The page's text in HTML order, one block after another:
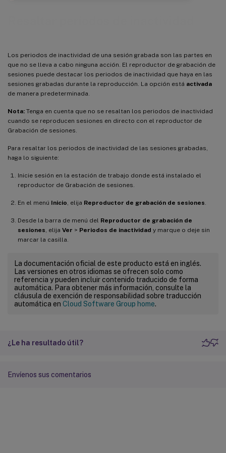
Los periodos de inactividad de una sesión grabada son las partes en
que no se lleva a cabo ninguna acción. El reproductor de grabación de
sesiones puede destacar los periodos de inactividad que haya en las
sesiones grabadas durante la reproducción. La opción está activada
de manera predeterminada.
Nota: Tenga en cuenta que no se resaltan los periodos de inactividad
cuando se reproducen sesiones en directo con el reproductor de
Grabación de sesiones.
Para resaltar los periodos de inactividad de las sesiones grabadas,
haga lo siguiente:
Inicie sesión en la estación de trabajo donde está instalado el
reproductor de Grabación de sesiones.
En el menú Inicio , elija Reproductor de grabación de sesiones
Desde la barra de menú del Reproductor de grabación de
sesiones , elija Ver > Periodos de inactividad y marque o deje sin
marcar la casilla.
La documentación oficial de este producto está en inglés.
Las versiones en otros idiomas se ofrecen solo como
referencia y pueden incluir contenido traducido de forma
automática. Para obtener más información, consulte la
cláusula de exención de responsabilidad sobre traducción
automática en Cloud Software Group home.
¿Le ha resultado útil?
Envíenos sus comentarios